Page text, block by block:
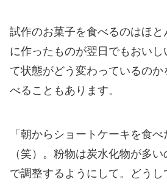
試作のお菓子を食べるのはほと
に作ったものが翌日でもおい
て状態がどう変わっているの
べることもあります。
「朝からショートケーキを食
（笑）。粉物は炭水化物が多
で調整するようにして。どう